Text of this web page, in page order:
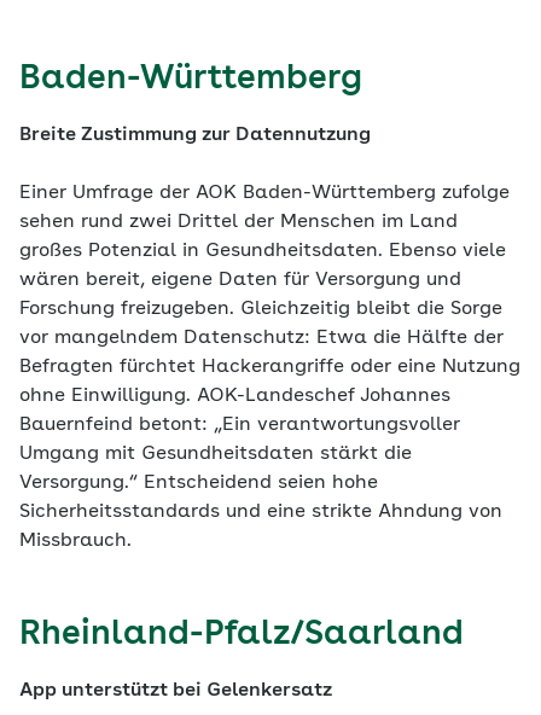
Baden-Württemberg
Breite Zustimmung zur Datennutzung
Einer Umfrage der AOK Baden-Württemberg zufolge
sehen rund zwei Drittel der Menschen im Land
großes Potenzial in Gesundheitsdaten. Ebenso viele
wären bereit, eigene Daten für Versorgung und
Forschung freizugeben. Gleichzeitig bleibt die Sorge
vor mangelndem Datenschutz: Etwa die Hälfte der
Befragten fürchtet Hackerangriffe oder eine Nutzung
ohne Einwilligung. AOK-Landeschef Johannes
Bauernfeind betont: „Ein verantwortungsvoller
Umgang mit Gesundheitsdaten stärkt die
Versorgung.“ Entscheidend seien hohe
Sicherheitsstandards und eine strikte Ahndung von
Missbrauch.
Rheinland-Pfalz/Saarland
App unterstützt bei Gelenkersatz